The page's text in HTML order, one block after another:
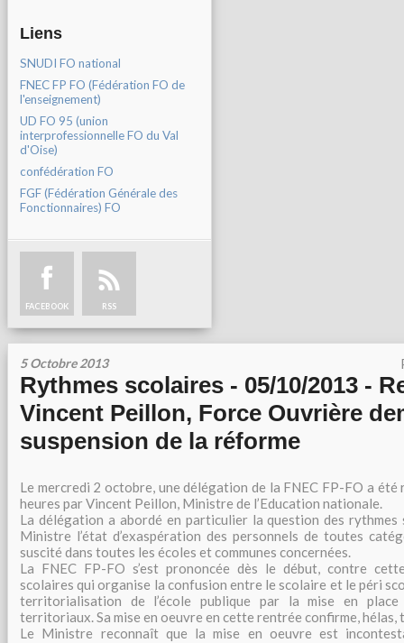
Liens
SNUDI FO national
FNEC FP FO (Fédération FO de
l'enseignement)
UD FO 95 (union
interprofessionnelle FO du Val
d'Oise)
confédération FO
FGF (Fédération Générale des
Fonctionnaires) FO
FACEBOOK RSS
5 Octobre 2013
Rythmes scolaires - 05/10/2013 -
Vincent Peillon, Force Ouvrière
suspension de la réforme
Le mercredi 2 octobre, une délégation de la FNEC FP-FO a été
heures par Vincent Peillon, Ministre de l’Education nationale.
La délégation a abordé en particulier la question des rythmes
Ministre l’état d’exaspération des personnels de toutes
suscité dans toutes les écoles et communes concernées.
La FNEC FP-FO s’est prononcée dès le début, contre
scolaires qui organise la confusion entre le scolaire et le péri
territorialisation de l’école publique par la mise en
territoriaux. Sa mise en oeuvre en cette rentrée confirme, hélas,
Le Ministre reconnaît que la mise en oeuvre est